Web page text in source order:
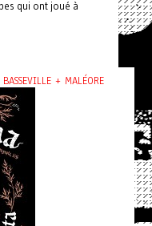
qui ont joué à
+ MALÉORE